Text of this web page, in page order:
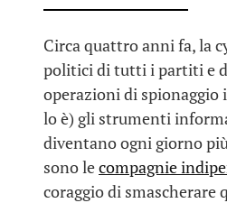
Circa quattro anni fa, la
politici di tutti i partiti e
operazioni di spionaggio
lo è) gli strumenti
diventano ogni giorno
sono lecompagnie
coraggio di smascherare